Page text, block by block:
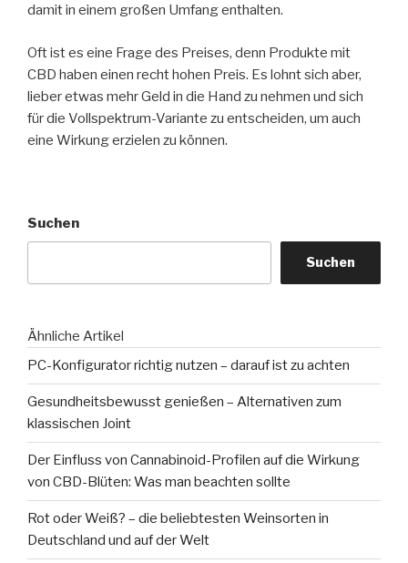
damit in einem großen Umfang enthalten.
Oft ist es eine Frage des Preises, denn Produkte mit
CBD haben einen recht hohen Preis. Es lohnt sich aber,
lieber etwas mehr Geld in die Hand zu nehmen und sich
für die Vollspektrum-Variante zu entscheiden, um auch
eine Wirkung erzielen zu können.
Suchen
Suchen
Ähnliche Artikel
PC-Konfigurator richtig nutzen – darauf ist zu achten
Gesundheitsbewusst genießen – Alternativen zum
klassischen Joint
Der Einfluss von Cannabinoid-Profilen auf die Wirkung
von CBD-Blüten: Was man beachten sollte
Rot oder Weiß? – die beliebtesten Weinsorten in
Deutschland und auf der Welt